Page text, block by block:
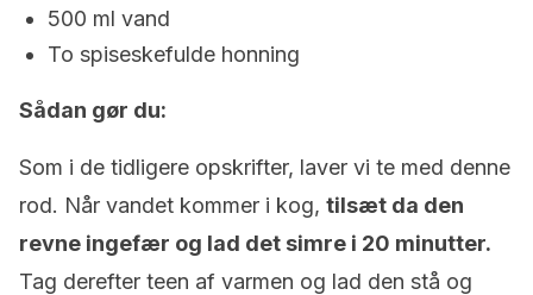
500 ml vand
To spiseskefulde honning
Sådan gør du:
Som i de tidligere opskrifter, laver vi te med denne
rod. Når vandet kommer i kog, tilsæt da den
revne ingefær og lad det simre i 20 minutter.
Tag derefter teen af varmen og lad den stå og